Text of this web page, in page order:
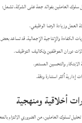
سلوك العاملين بفوائد جمة على الشركة، تشمل:
العمل وزيادة الرضا الوظيفي.
الكفاءة والإنتاجية الإجمالية. قد تساعد
دوران الموظفين وتكاليف التوظيف.
الابتكار والتحسين المستمر.
إدارية أكثر استنارة ودقة.
أخلاقية ومنهجية
تحليل لسلوك العاملين، من الضروري